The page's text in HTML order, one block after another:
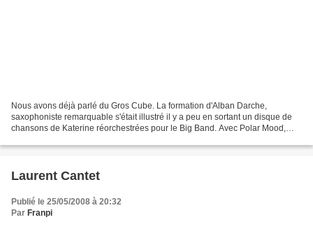
Nous avons déjà parlé du Gros Cube. La formation d'Alban Darche,
saxophoniste remarquable s'était illustré il y a peu en sortant un disque de
chansons de Katerine réorchestrées pour le Big Band. Avec Polar Mood,
Laurent Cantet
Publié le 25/05/2008 à 20:32
Par Franpi